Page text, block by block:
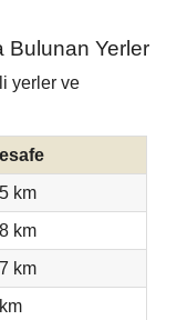
Bulunan Yerler
yerler ve
km
km
km